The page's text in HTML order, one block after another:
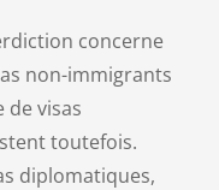
concerne
non-immigrants
de visas
toutefois.
diplomatiques,